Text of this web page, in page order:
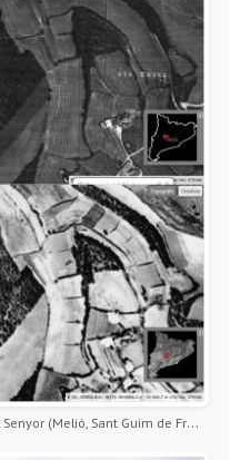
evolució de les rompudes al Bosc del Senyor (Melió, Sant Guim de Freixenet) 1956 - 2015